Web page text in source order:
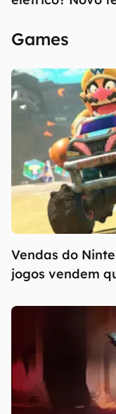
Games
Vendas do
jogos vendem